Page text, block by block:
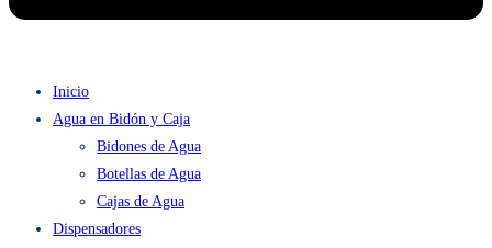
Inicio
Agua en Bidón y Caja
Bidones de Agua
Botellas de Agua
Cajas de Agua